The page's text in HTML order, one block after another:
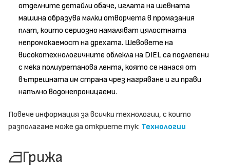
отделните детайли обаче, иглата на шевната
машина образува малки отворчета в промазания
плат, които сериозно намаляват цялостната
непромокаемост на дрехата. Шевовете на
високотехнологичните облекла на DIEL са подлепени
с мека полиуретанова лента, която се нанася от
вътрешната им страна чрез нагряване и ги прави
напълно водонепроницаеми.
Повече информация за всички технологии, с които
разполагаме може да откриете тук: Технологии
Грижа